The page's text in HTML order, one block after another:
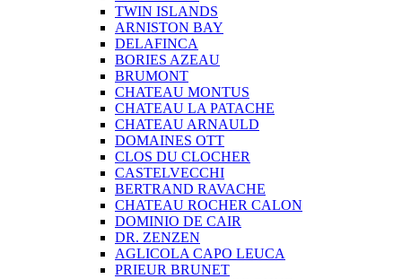
TWIN ISLANDS
ARNISTON BAY
DELAFINCA
BORIES AZEAU
BRUMONT
CHATEAU MONTUS
CHATEAU LA PATACHE
CHATEAU ARNAULD
DOMAINES OTT
CLOS DU CLOCHER
CASTELVECCHI
BERTRAND RAVACHE
CHATEAU ROCHER CALON
DOMINIO DE CAIR
DR. ZENZEN
AGLICOLA CAPO LEUCA
PRIEUR BRUNET